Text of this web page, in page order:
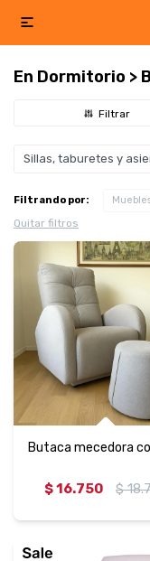

En Dormitorio >
Sillas, taburetes y
Filtrando por:
Quitar filtros
Butaca mecedora
$16.750 $